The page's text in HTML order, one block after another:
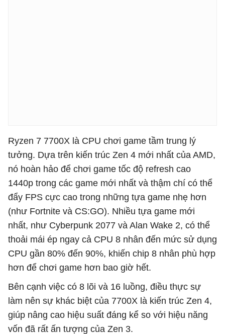
Ryzen 7 7700X là CPU chơi game tầm trung lý
tưởng. Dựa trên kiến ​​trúc Zen 4 mới nhất của AMD,
nó hoàn hảo để chơi game tốc độ refresh cao
1440p trong các game mới nhất và thậm chí có thể
đẩy FPS cực cao trong những tựa game nhẹ hơn
(như Fortnite và CS:GO). Nhiều tựa game mới
nhất, như Cyberpunk 2077 và Alan Wake 2, có thể
thoải mái ép ngay cả CPU 8 nhân đến mức sử dụng
CPU gần 80% đến 90%, khiến chip 8 nhân phù hợp
hơn để chơi game hơn bao giờ hết.
Bên cạnh việc có 8 lõi và 16 luồng, điều thực sự
làm nên sự khác biệt của 7700X là kiến ​​trúc Zen 4,
giúp nâng cao hiệu suất đáng kể so với hiệu năng
vốn đã rất ấn tượng của Zen 3.